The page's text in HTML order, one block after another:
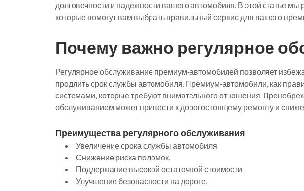
долговечности и надежности вашего автомобиля. В этой статье
которые помогут вам выбрать правильный сервис для вашего
Почему важно регулярное
Регулярное обслуживание премиум-автомобилей позволяет
продлить срок службы автомобиля. Премиум-автомобили, как
системами, которые требуют внимательного отношения.
обслуживанием может привести к дорогостоящему ремонту и
Преимущества регулярного обслуживания
Увеличение срока службы автомобиля.
Снижение риска поломок.
Поддержание высокой остаточной стоимости.
Улучшение безопасности на дороге.